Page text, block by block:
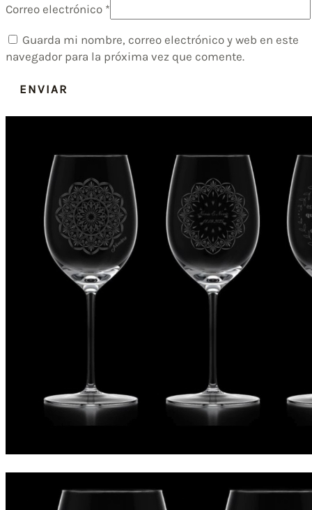
Correo electrónico *
Guarda mi nombre, correo electrónico y web en este
navegador para la próxima vez que comente.